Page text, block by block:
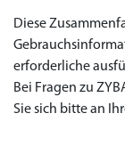
Diese
erforderliche
Bei Fragen zu
Sie sich bitte an